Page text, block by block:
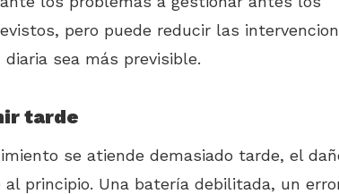
pero puede reducir las
sea más previsible.
tarde
se atiende demasiado tarde, el
principio. Una batería debilitada, un